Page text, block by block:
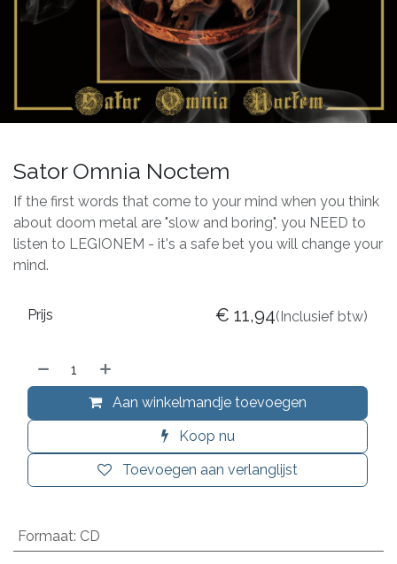
Sator Omnia Noctem
If the first words that come to your mind when you think
about doom metal are "slow and boring", you NEED to
listen to LEGIONEM - it's a safe bet you will change your
mind.
Aan winkelmandje toevoegen
Koop nu
Toevoegen aan verlanglijst
Prijs € 11,94(Inclusief btw)
Formaat: CD